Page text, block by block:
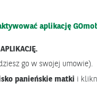
aplikację
go w swojej umowie).
panieńskie matki i